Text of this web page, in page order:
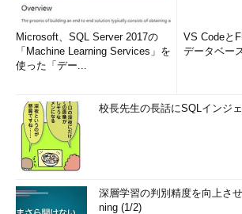
Microsoft、SQL Server 2017の
「Machine Learning Services」を
使った「デー...
VS Codeと
データベー
校長先生の長話にSQLインジ
深層学習の判別精度を向上さ
ning (1/2)